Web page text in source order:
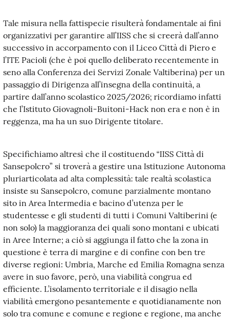
Tale misura nella fattispecie risulterà fondamentale ai fini
organizzativi per garantire all’IISS che si creerà dall’anno
successivo in accorpamento con il Liceo Città di Piero e
l’ITE Pacioli (che è poi quello deliberato recentemente in
seno alla Conferenza dei Servizi Zonale Valtiberina) per un
passaggio di Dirigenza all’insegna della continuità, a
partire dall’anno scolastico 2025/2026; ricordiamo infatti
che l’Istituto Giovagnoli-Buitoni-Hack non era e non è in
reggenza, ma ha un suo Dirigente titolare.
Specifichiamo altresì che il costituendo “IISS Città di
Sansepolcro” si troverà a gestire una Istituzione Autonoma
pluriarticolata ad alta complessità: tale realtà scolastica
insiste su Sansepolcro, comune parzialmente montano
sito in Area Intermedia e bacino d’utenza per le
studentesse e gli studenti di tutti i Comuni Valtiberini (e
non solo) la maggioranza dei quali sono montani e ubicati
in Aree Interne; a ciò si aggiunga il fatto che la zona in
questione è terra di margine e di confine con ben tre
diverse regioni: Umbria, Marche ed Emilia Romagna senza
avere in suo favore, però, una viabilità congrua ed
efficiente. L’isolamento territoriale e il disagio nella
viabilità emergono pesantemente e quotidianamente non
solo tra comune e comune e regione e regione, ma anche